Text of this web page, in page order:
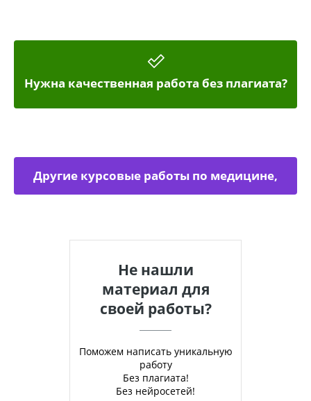
Нужна качественная работа без плагиата?
Другие курсовые работы по медицине,
Не нашли
материал для
своей работы?
Поможем написать уникальную
работу
Без плагиата!
Без нейросетей!